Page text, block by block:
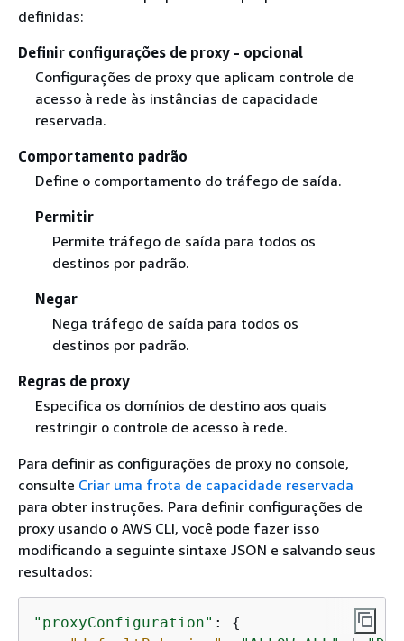
definidas:
Definir configurações de proxy - opcional
Configurações de proxy que aplicam controle de
acesso à rede às instâncias de capacidade
reservada.
Comportamento padrão
Define o comportamento do tráfego de saída.
Permitir
Permite tráfego de saída para todos os
destinos por padrão.
Negar
Nega tráfego de saída para todos os
destinos por padrão.
Regras de proxy
Especifica os domínios de destino aos quais
restringir o controle de acesso à rede.
Para definir as configurações de proxy no console,
consulte Criar uma frota de capacidade reservada
para obter instruções. Para definir configurações de
proxy usando o AWS CLI, você pode fazer isso
modificando a seguinte sintaxe JSON e salvando seus
resultados:
"proxyConfiguration" : {